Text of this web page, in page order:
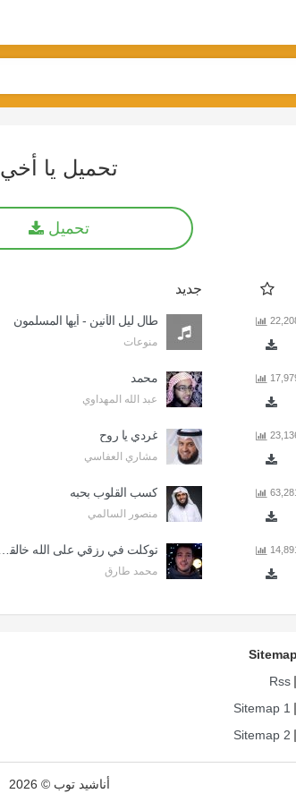
تحميل يا أخي
تحميل
جديد
طال ليل الأنين - أيها المسلمون
منوعات
محمد
عبد الله المهداوي
غردي يا روح
مشاري العفاسي
كسب القلوب بحبه
منصور السالمي
محمد طارق
Rss
Sitemap 1
Sitemap 2
أناشيد توب © 2026